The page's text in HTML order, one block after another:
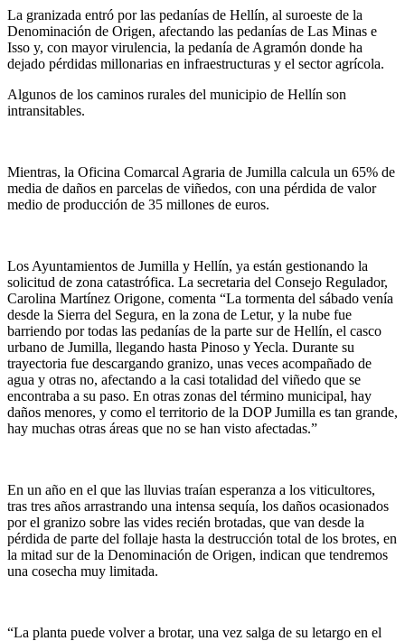
La granizada entró por las pedanías de Hellín, al suroeste de la
Denominación de Origen, afectando las pedanías de Las Minas e
Isso y, con mayor virulencia, la pedanía de Agramón donde ha
dejado pérdidas millonarias en infraestructuras y el sector agrícola.
Algunos de los caminos rurales del municipio de Hellín son
intransitables.
Mientras, la Oficina Comarcal Agraria de Jumilla calcula un 65% de
media de daños en parcelas de viñedos, con una pérdida de valor
medio de producción de 35 millones de euros.
Los Ayuntamientos de Jumilla y Hellín, ya están gestionando la
solicitud de zona catastrófica. La secretaria del Consejo Regulador,
Carolina Martínez Origone, comenta “La tormenta del sábado venía
desde la Sierra del Segura, en la zona de Letur, y la nube fue
barriendo por todas las pedanías de la parte sur de Hellín, el casco
urbano de Jumilla, llegando hasta Pinoso y Yecla. Durante su
trayectoria fue descargando granizo, unas veces acompañado de
agua y otras no, afectando a la casi totalidad del viñedo que se
encontraba a su paso. En otras zonas del término municipal, hay
daños menores, y como el territorio de la DOP Jumilla es tan grande,
hay muchas otras áreas que no se han visto afectadas.”
En un año en el que las lluvias traían esperanza a los viticultores,
tras tres años arrastrando una intensa sequía, los daños ocasionados
por el granizo sobre las vides recién brotadas, que van desde la
pérdida de parte del follaje hasta la destrucción total de los brotes, en
la mitad sur de la Denominación de Origen, indican que tendremos
una cosecha muy limitada.
“La planta puede volver a brotar, una vez salga de su letargo en el